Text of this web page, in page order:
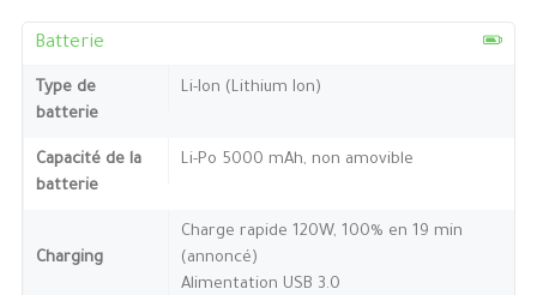
Batterie
Type de
batterie
Li-Ion (Lithium Ion)
Capacité de la
batterie
Li-Po 5000 mAh, non amovible
Charging
Charge rapide 120W, 100% en 19 min
(annoncé)
Alimentation USB 3.0